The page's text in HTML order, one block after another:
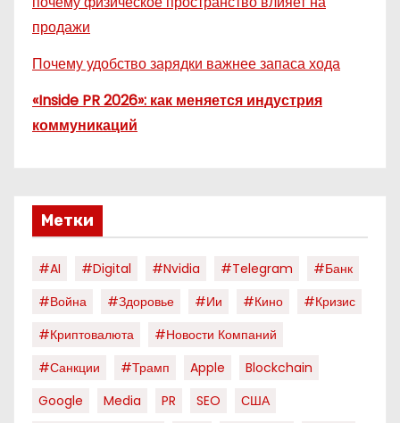
продажи
Почему удобство зарядки важнее запаса хода
«Inside PR 2026»: как меняется индустрия
коммуникаций
Метки
#AI #digital #nvidia #telegram
#банк
#война
#здоровье #ии #кино
#кризис
#криптовалюта
#новости Компаний
#санкции
#трамп Apple
Blockchain
Google
Media PR SEO
США